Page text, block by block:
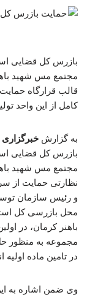
بازرس کل قضایی
مجتمع مس شهید
قالب قرارگاه
کامل از این واحد
به گزارش
بازرس کل قضایی
مجتمع مس شهید
نظارتی حمایت از
و رئیس سازمان
محل بازرسی کل
باهنر کرمان، در
مجموعه به منظور
در تامین ماده اولیه
وی ضمن اشاره به